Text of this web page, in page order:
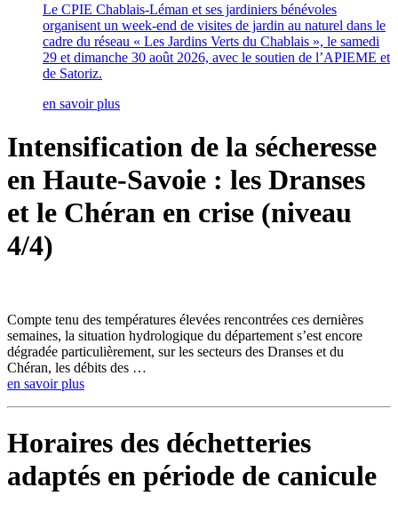
Le CPIE Chablais-Léman et ses jardiniers bénévoles
organisent un week-end de visites de jardin au naturel dans le
cadre du réseau « Les Jardins Verts du Chablais », le samedi
29 et dimanche 30 août 2026, avec le soutien de l’APIEME et
de Satoriz.
en savoir plus
Intensification de la sécheresse
en Haute-Savoie : les Dranses
et le Chéran en crise (niveau
4/4)
Compte tenu des températures élevées rencontrées ces dernières
semaines, la situation hydrologique du département s’est encore
dégradée particulièrement, sur les secteurs des Dranses et du
Chéran, les débits des …
en savoir plus
Horaires des déchetteries
adaptés en période de canicule